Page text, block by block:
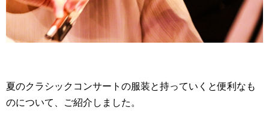
夏のクラシックコンサートの服装と持っていくと便利なも
のについて、ご紹介しました。